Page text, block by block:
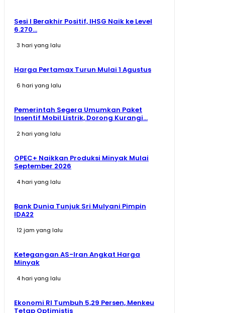
Sesi I Berakhir Positif, IHSG Naik ke Level
6.270...
3 hari yang lalu
Harga Pertamax Turun Mulai 1 Agustus
6 hari yang lalu
Pemerintah Segera Umumkan Paket
Insentif Mobil Listrik, Dorong Kurangi...
2 hari yang lalu
OPEC+ Naikkan Produksi Minyak Mulai
September 2026
4 hari yang lalu
Bank Dunia Tunjuk Sri Mulyani Pimpin
IDA22
12 jam yang lalu
Ketegangan AS-Iran Angkat Harga
Minyak
4 hari yang lalu
Ekonomi RI Tumbuh 5,29 Persen, Menkeu
Tetap Optimistis